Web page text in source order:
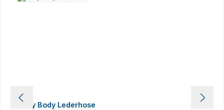
Baby Body Lederhose